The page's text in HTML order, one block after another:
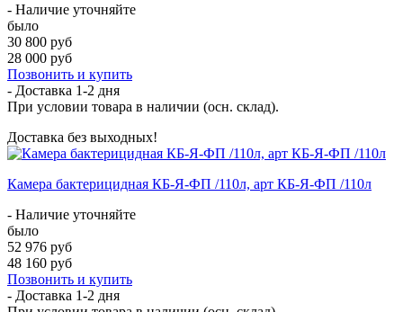
- Наличие уточняйте
было
30 800 руб
28 000 руб
Позвонить и купить
- Доставка 1-2 дня
При условии товара в наличии (осн. склад).
Доставка без выходных!
Камера бактерицидная КБ-Я-ФП /110л, арт КБ-Я-ФП /110л
- Наличие уточняйте
было
52 976 руб
48 160 руб
Позвонить и купить
- Доставка 1-2 дня